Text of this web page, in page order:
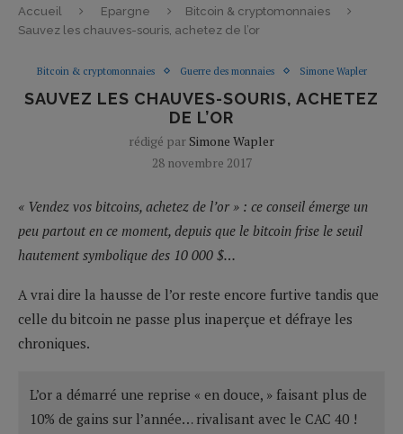
Accueil Epargne
Bitcoin & cryptomonnaies
Sauvez les chauves-souris, achetez de l’or
Bitcoin & cryptomonnaies Guerre des monnaies Simone Wapler
SAUVEZ LES CHAUVES-SOURIS, ACHETEZ
DE L’OR
rédigé par Simone Wapler
28 novembre 2017
« Vendez vos bitcoins, achetez de l’or » : ce conseil émerge un
peu partout en ce moment, depuis que le bitcoin frise le seuil
hautement symbolique des 10 000 $…
A vrai dire la hausse de l’or reste encore furtive tandis que
celle du bitcoin ne passe plus inaperçue et défraye les
chroniques.
L’or a démarré une reprise « en douce, » faisant plus de
10% de gains sur l’année… rivalisant avec le CAC 40 !